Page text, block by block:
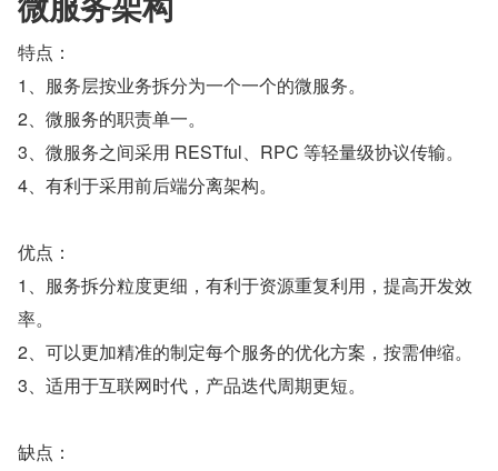
特点：
1、服务层按业务拆分为一个一个的微服务。
2、微服务的职责单一。
3、微服务之间采用 RESTful、RPC 等轻量级协议传输。
4、有利于采用前后端分离架构。
优点：
1、服务拆分粒度更细，有利于资源重复利用，提高开发效
率。
2、可以更加精准的制定每个服务的优化方案，按需伸缩。
3、适用于互联网时代，产品迭代周期更短。
缺点：